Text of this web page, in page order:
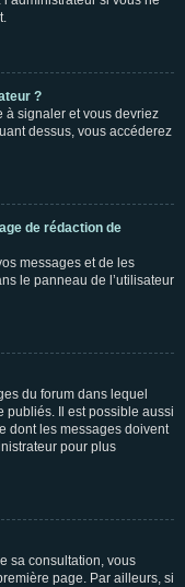
?
à signaler et vous devriez
dessus, vous accéderez
de rédaction de
messages et de les
le panneau de l’utilisateur
du forum dans lequel
publiés. Il est possible aussi
dont les messages doivent
pour plus
sa consultation, vous
page. Par ailleurs, si